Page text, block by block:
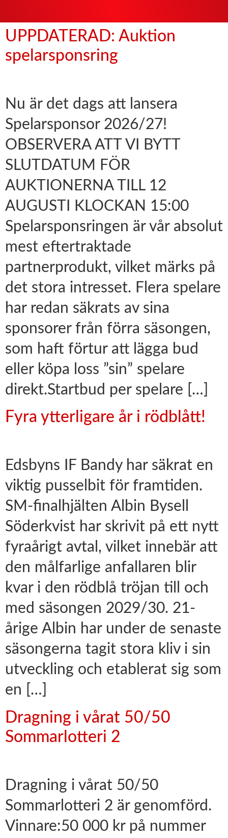
UPPDATERAD: Auktion
spelarsponsring
Nu är det dags att lansera
Spelarsponsor 2026/27!
OBSERVERA ATT VI BYTT
SLUTDATUM FÖR
AUKTIONERNA TILL 12
AUGUSTI KLOCKAN 15:00
Spelarsponsringen är vår absolut
mest eftertraktade
partnerprodukt, vilket märks på
det stora intresset. Flera spelare
har redan säkrats av sina
sponsorer från förra säsongen,
som haft förtur att lägga bud
eller köpa loss ”sin” spelare
direkt.Startbud per spelare […]
Fyra ytterligare år i rödblått!
Edsbyns IF Bandy har säkrat en
viktig pusselbit för framtiden.
SM-finalhjälten Albin Bysell
Söderkvist har skrivit på ett nytt
fyraårigt avtal, vilket innebär att
den målfarlige anfallaren blir
kvar i den rödblå tröjan till och
med säsongen 2029/30. 21-
årige Albin har under de senaste
säsongerna tagit stora kliv i sin
utveckling och etablerat sig som
en […]
Dragning i vårat 50/50
Sommarlotteri 2
Dragning i vårat 50/50
Sommarlotteri 2 är genomförd.
Vinnare:50 000 kr på nummer